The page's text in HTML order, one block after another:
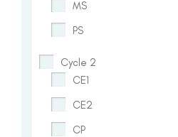
MS
PS
Cycle 2
CE1
CE2
CP